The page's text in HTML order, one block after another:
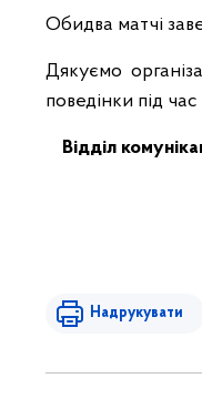
Обидва матчі
Дякуємо
поведінки під
Відділ
Надрукувати